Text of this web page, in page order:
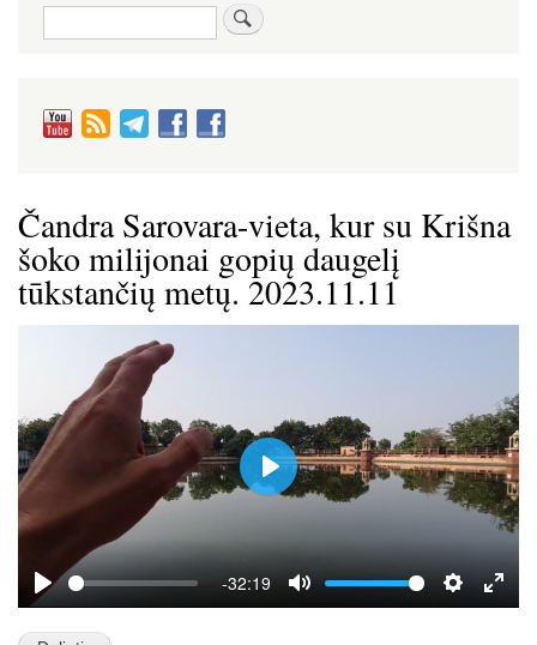
Čandra Sarovara-vieta, kur su Krišna
šoko milijonai gopių daugelį
tūkstančių metų. 2023.11.11
P
l
-32:19
M
S
E
P
a
y
Paieška